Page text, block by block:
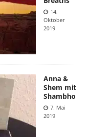
14.
Oktober
2019
Anna &
Shem mit
Shambho
7. Mai
2019